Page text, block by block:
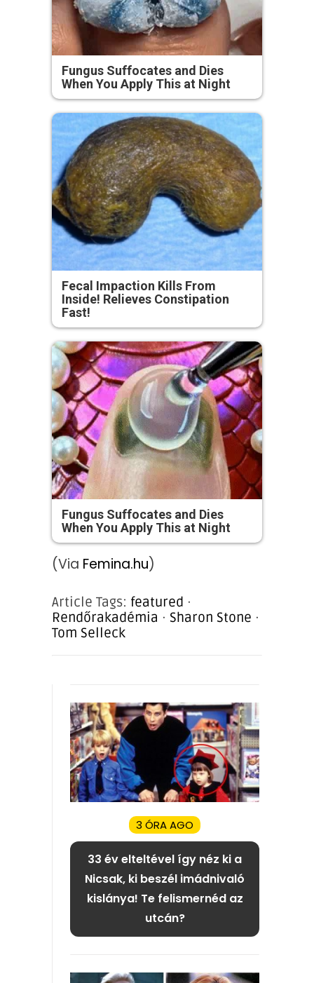
Fungus Suffocates and Dies
When You Apply This at Night
Fecal Impaction Kills From
Inside! Relieves Constipation
Fast!
Fungus Suffocates and Dies
When You Apply This at Night
(Via Femina.hu)
Article Tags: featured ·
Rendőrakadémia · Sharon Stone ·
Tom Selleck
3 ÓRA AGO
33 év elteltével így néz ki a
Nicsak, ki beszél imádnivaló
kislánya! Te felismernéd az
utcán?